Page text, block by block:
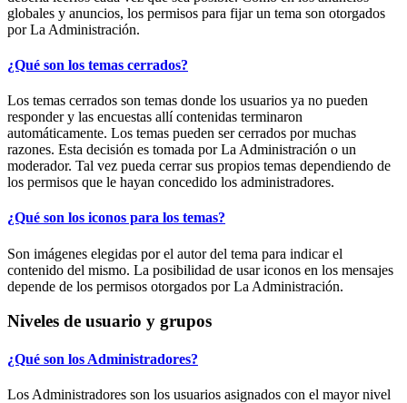
globales y anuncios, los permisos para fijar un tema son otorgados
por La Administración.
¿Qué son los temas cerrados?
Los temas cerrados son temas donde los usuarios ya no pueden
responder y las encuestas allí contenidas terminaron
automáticamente. Los temas pueden ser cerrados por muchas
razones. Esta decisión es tomada por La Administración o un
moderador. Tal vez pueda cerrar sus propios temas dependiendo de
los permisos que le hayan concedido los administradores.
¿Qué son los iconos para los temas?
Son imágenes elegidas por el autor del tema para indicar el
contenido del mismo. La posibilidad de usar iconos en los mensajes
depende de los permisos otorgados por La Administración.
Niveles de usuario y grupos
¿Qué son los Administradores?
Los Administradores son los usuarios asignados con el mayor nivel